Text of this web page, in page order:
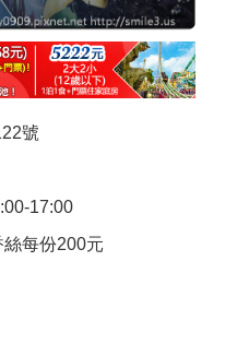
號
17:00
每份200元